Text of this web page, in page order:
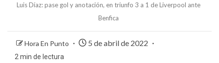
Luis Díaz: pase gol y anotación, en triunfo 3 a 1 de Liverpool ante
Benfica
Hora En Punto 5 de abril de 2022
2 min de lectura